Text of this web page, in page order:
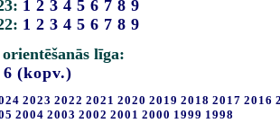
1 2 3 4 5 6 7 8 9
1 2 3 4 5 6 7 8 9
līga:
6 (kopv.)
2023 2022 2021 2020 2019 2018 2017 2016
2004 2003 2002 2001 2000 1999 1998